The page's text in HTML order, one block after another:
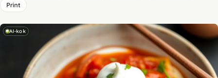
Print
AI-kok